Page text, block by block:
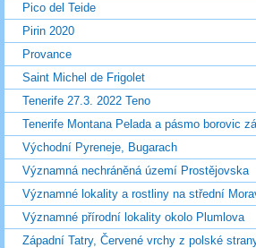
Pico del Teide
Pirin 2020
Provance
Saint Michel de Frigolet
Tenerife 27.3. 2022 Teno
Tenerife Montana Pelada a pásmo borovic
Východní Pyreneje, Bugarach
Významná nechráněná území Prostějovska
Významné lokality a rostliny na střední
Významné přírodní lokality okolo Plumlova
Západní Tatry, Červené vrchy z polské